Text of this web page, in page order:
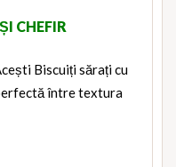
CHEFIR
Biscuiți sărați cu
între textura